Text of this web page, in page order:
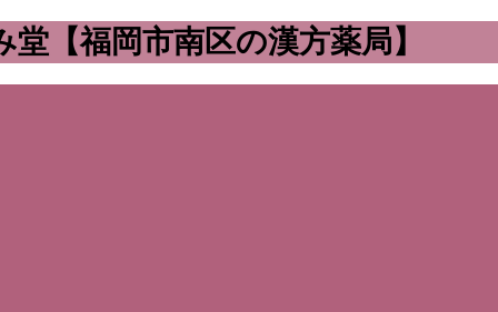
【福岡市南区の漢方薬局】